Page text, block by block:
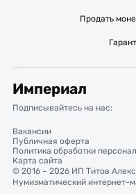
Продать
Империал
Подписывайтесь на нас:
Вакансии
Публичная оферта
Политика обработки
Карта сайта
© 2016 – 2026 ИП Титов
Нумизматический интернет-